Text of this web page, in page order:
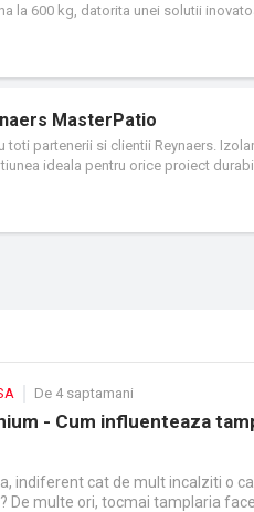
la 600 kg, datorita unei solutii
MasterPatio
partenerii si clientii Reynaers.
ideala pentru orice proiect
De 4 saptamani
- Cum influenteaza
indiferent cat de mult incalziti o
De multe ori, tocmai tamplaria